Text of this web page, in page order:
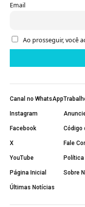
Email
Ao prosseguir, você
Canal no WhatsApp
Instagram
Facebook
X
YouTube
Página Inicial
Últimas Notícias
Código
Fale
Política
Sobre